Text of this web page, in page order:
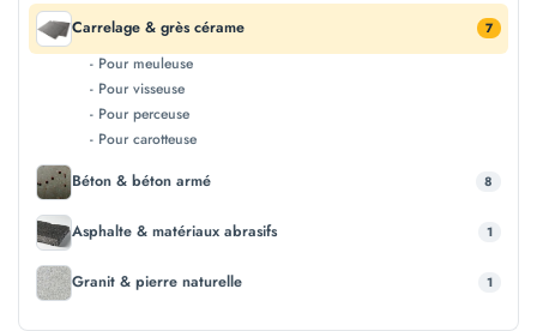
Carrelage & grès cérame 7
- Pour meuleuse
- Pour visseuse
- Pour perceuse
- Pour carotteuse
Béton & béton armé
8
Asphalte & matériaux abrasifs 1
Granit & pierre naturelle 1